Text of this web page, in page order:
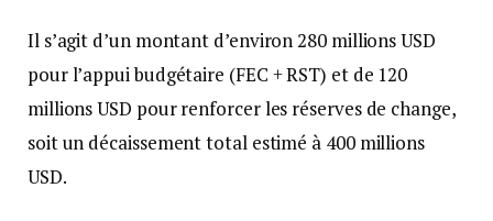
Il s’agit d’un montant d’environ 280 millions USD
pour l’appui budgétaire (FEC + RST) et de 120
millions USD pour renforcer les réserves de change,
soit un décaissement total estimé à 400 millions
USD.